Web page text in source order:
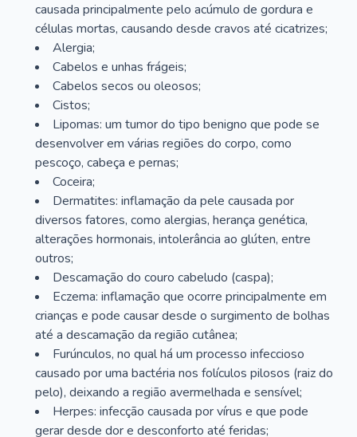
causada principalmente pelo acúmulo de gordura e
células mortas, causando desde cravos até cicatrizes;
Alergia;
Cabelos e unhas frágeis;
Cabelos secos ou oleosos;
Cistos;
Lipomas: um tumor do tipo benigno que pode se
desenvolver em várias regiões do corpo, como
pescoço, cabeça e pernas;
Coceira;
Dermatites: inflamação da pele causada por
diversos fatores, como alergias, herança genética,
alterações hormonais, intolerância ao glúten, entre
outros;
Descamação do couro cabeludo (caspa);
Eczema: inflamação que ocorre principalmente em
crianças e pode causar desde o surgimento de bolhas
até a descamação da região cutânea;
Furúnculos, no qual há um processo infeccioso
causado por uma bactéria nos folículos pilosos (raiz do
pelo), deixando a região avermelhada e sensível;
Herpes: infecção causada por vírus e que pode
gerar desde dor e desconforto até feridas;